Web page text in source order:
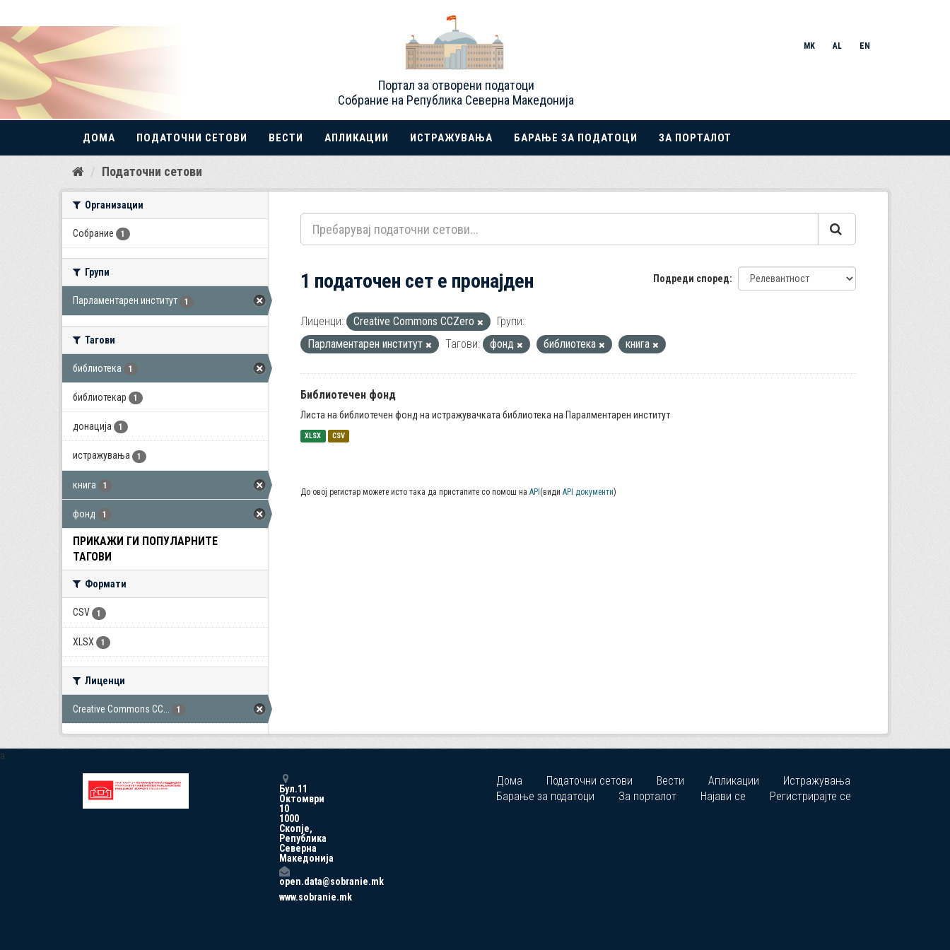
Прескокнете
Портал за отворени податоци
Собрание на Република Северна Македонија
MK AL EN
ДОМА ПОДАТОЧНИ СЕТОВИ ВЕСТИ АПЛИКАЦИИ ИСТРАЖУВАЊА БАРАЊЕ ЗА ПОДАТОЦИ ЗА ПОРТАЛОТ
Податочни сетови
Организации
Собрание 1
Групи
Парламентарен институт 1
Тагови
библиотека 1
библиотекар 1
донација 1
истражувања 1
книга 1
фонд 1
ПРИКАЖИ ГИ ПОПУЛАРНИТЕ
ТАГОВИ
Формати
CSV 1
XLSX 1
Лиценци
Creative Commons CC... 1
Подреди според
1 податочен сет е пронајден
Лиценци: Creative Commons CCZero
Групи:
Парламентарен институт
Тагови: фонд библиотека книга
Библиотечен фонд
Листа на библиотечен фонд на истражувачката библиотека на Паралментарен институт
XLSX CSV
До овој регистар можете исто така да пристапите со помош на API (види API документи)
a
Бул.11
Октомври
10
1000
Скопје,
Република
Северна
Македонија
open.data@sobranie.mk
www.sobranie.mk
Дома Податочни сетови Вести Апликации
Истражувања
Барање за податоци
За порталот Најави се Регистрирајте се